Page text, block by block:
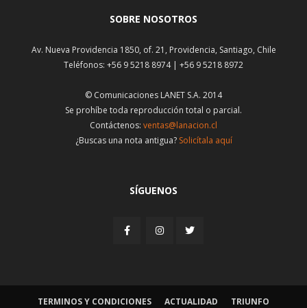
SOBRE NOSOTROS
Av. Nueva Providencia 1850, of. 21, Providencia, Santiago, Chile
Teléfonos: +56 9 5218 8974 | +56 9 5218 8972
© Comunicaciones LANET S.A. 2014
Se prohíbe toda reproducción total o parcial.
Contáctenos: ventas@lanacion.cl
¿Buscas una nota antigua? Solicítala aquí
SÍGUENOS
TERMINOS Y CONDICIONES ACTUALIDAD TRIUNFO